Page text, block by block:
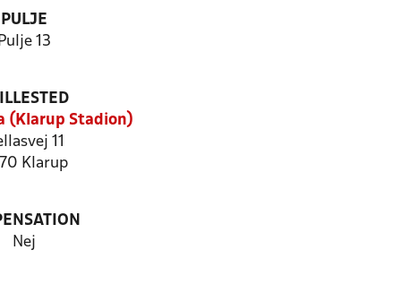
PULJE
13
(Klarup Stadion)
11
Klarup
Nej